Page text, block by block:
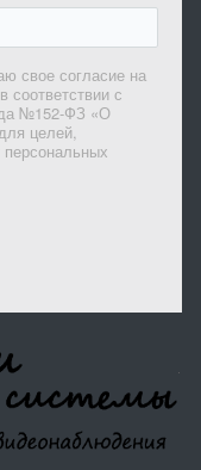
свое согласие на
соответствии с
№152-ФЗ «О
целей,